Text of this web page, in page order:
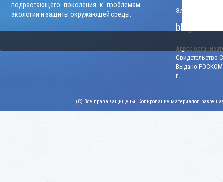
подрастающего поколения к проблемам
экологии и защиты окружающей среды.
Электронный
blago-
Адрес
Свидетельство
Выдано
г.
(C) Все права защищены. Копирование материалов